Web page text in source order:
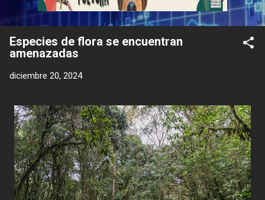
Especies de flora se encuentran
amenazadas
diciembre 20, 2024